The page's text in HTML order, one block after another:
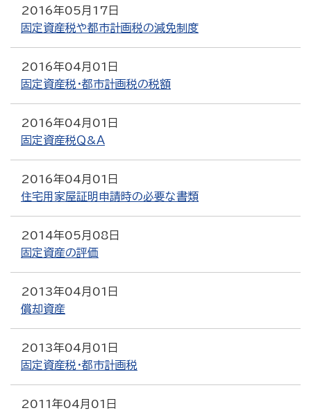
2016年05月17日
固定資産税や都市計画税の減免制度
2016年04月01日
固定資産税・都市計画税の税額
2016年04月01日
固定資産税Ｑ&Ａ
2016年04月01日
住宅用家屋証明申請時の必要な書類
2014年05月08日
固定資産の評価
2013年04月01日
償却資産
2013年04月01日
固定資産税・都市計画税
2011年04月01日